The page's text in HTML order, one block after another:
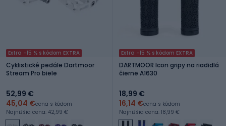
Extra -15 % s kódom EXTRA
Cyklistické pedále Dartmoor
Stream Pro biele
52,99 €
45,04 €cena s kódom
Najnižšia cena: 42,99 €
Extra -15 % s kódom EXTRA
DARTMOOR Icon gripy na riadidlá
čierne A1630
18,99 €
16,14 €cena s kódom
Najnižšia cena: 18,99 €